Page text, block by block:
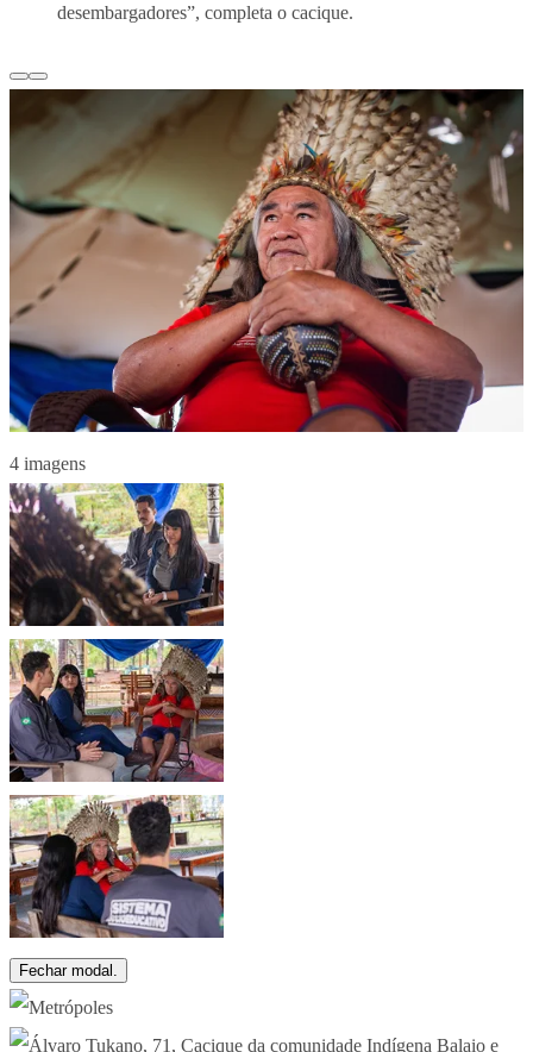
desembargadores”, completa o cacique.
4 imagens
Fechar modal.